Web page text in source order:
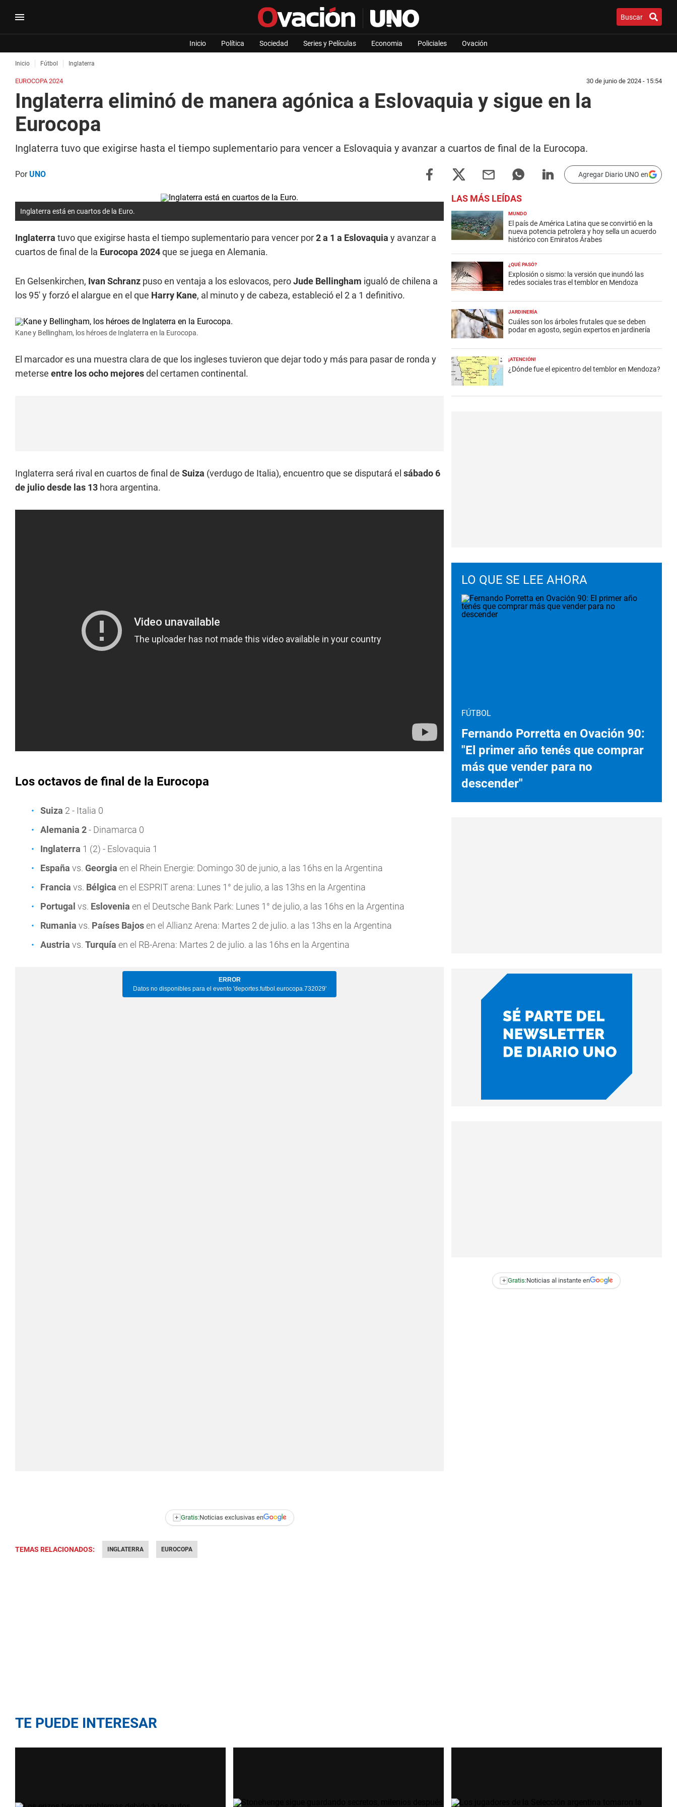
Buscar
Inicio Política Sociedad Series y Películas Economia Policiales Ovación
Inicio Fútbol Inglaterra
EUROCOPA 2024 30 de junio de 2024 - 15:54
Inglaterra eliminó de manera agónica a Eslovaquia y sigue en la
Eurocopa
Inglaterra tuvo que exigirse hasta el tiempo suplementario para vencer a Eslovaquia y avanzar a cuartos de final de la Eurocopa.
PorUNO Agregar Diario UNO en
Inglaterra está en cuartos de la Euro.
Inglaterra tuvo que exigirse hasta el tiempo suplementario para vencer por2 a 1 a Eslovaquia y avanzar a
cuartos de final de la Eurocopa 2024que se juega en Alemania.
En Gelsenkirchen, Ivan Schranz puso en ventaja a los eslovacos, peroJude Bellingham igualó de chilena a
los 95' y forzó el alargue en el que Harry Kane, al minuto y de cabeza, estableció el 2 a 1 definitivo.
Kane y Bellingham, los héroes de Inglaterra en la Eurocopa.
El marcador es una muestra clara de que los ingleses tuvieron que dejar todo y más para pasar de ronda y
meterse entre los ocho mejoresdel certamen continental.
Inglaterra será rival en cuartos de final de Suiza (verdugo de Italia), encuentro que se disputará el sábado 6
de julio desde las 13 hora argentina.
Los octavos de final de la Eurocopa
Suiza 2 - Italia 0
Alemania 2- Dinamarca 0
Inglaterra 1 (2) - Eslovaquia 1
España vs. Georgia en el Rhein Energie: Domingo 30 de junio, a las 16hs en la Argentina
Francia vs. Bélgica en el ESPRIT arena: Lunes 1° de julio, a las 13hs en la Argentina
Portugal vs. Eslovenia en el Deutsche Bank Park: Lunes 1° de julio, a las 16hs en la Argentina
Rumania vs. Países Bajosen el Allianz Arena: Martes 2 de julio. a las 13hs en la Argentina
Austria vs. Turquía en el RB-Arena: Martes 2 de julio. a las 16hs en la Argentina
+ Gratis:Noticias exclusivas en
TEMAS RELACIONADOS: INGLATERRA EUROCOPA
LAS MÁS LEÍDAS
MUNDO
El país de América Latina que se convirtió en la
nueva potencia petrolera y hoy sella un acuerdo
histórico con Emiratos Árabes
¿QUÉ PASÓ?
Explosión o sismo: la versión que inundó las
redes sociales tras el temblor en Mendoza
JARDINERÍA
Cuáles son los árboles frutales que se deben
podar en agosto, según expertos en jardinería
¡ATENCIÓN!
¿Dónde fue el epicentro del temblor en Mendoza?
LO QUE SE LEE AHORA
FÚTBOL
Fernando Porretta en Ovación 90:
"El primer año tenés que comprar
más que vender para no
descender"
+ Gratis:Noticias al instante en
TE PUEDE INTERESAR